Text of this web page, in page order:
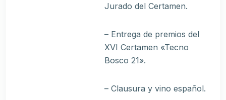
Jurado del Certamen.
– Entrega de premios del
XVI Certamen «Tecno
Bosco 21».
– Clausura y vino español.